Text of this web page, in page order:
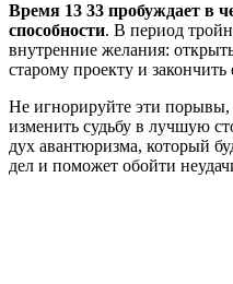
Время 13 33 пробуждает в
способности. В период
внутренние желания:
старому проекту и закончить
Не игнорируйте эти
изменить судьбу в лучшую
дух авантюризма, который
дел и поможет обойти